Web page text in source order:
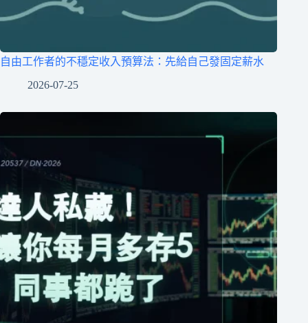
自由工作者的不穩定收入預算法：先給自己發固定薪水
2026-07-25